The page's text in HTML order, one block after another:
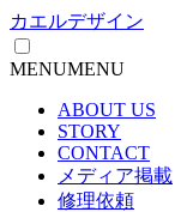
カエルデザイン
MENUMENU
ABOUT US
STORY
CONTACT
メディア掲載
修理依頼